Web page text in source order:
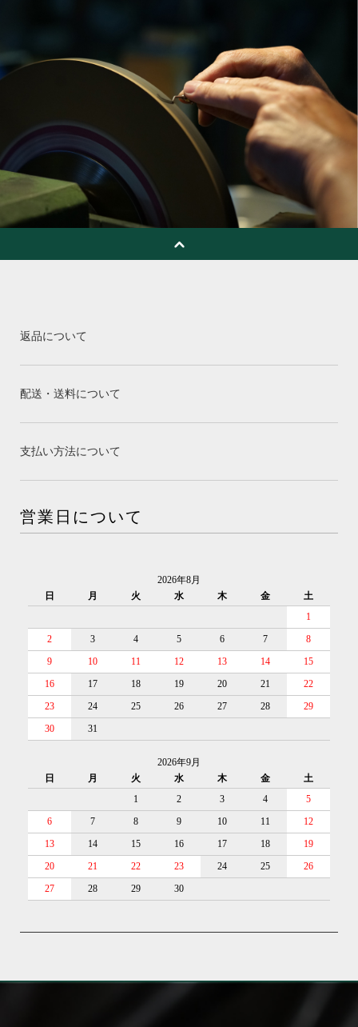
返品について
配送・送料について
支払い方法について
営業日について
2026年8月
日
月 火 水 木 金
土
1
2
3 4 5 6 7
8
9
10 11 12 13 14
15
16
17 18 19 20 21
22
23
24 25 26 27 28
29
30
31
2026年9月
日
月 火 水 木 金
土
1
2 3 4
5
6
7 8 9 10 11
12
13
14 15 16 17 18
19
20
21 22 23 24 25
26
27
28 29 30